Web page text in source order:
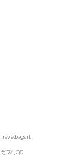
Travelbags.nl
€74,95